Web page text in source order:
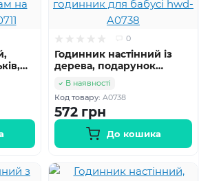
0
Годинник настінний із
дерева, подарунок
бабусі, годинник для
бабусі hwd-A0738
В наявності
Код товару: A0738
572 грн
До кошика